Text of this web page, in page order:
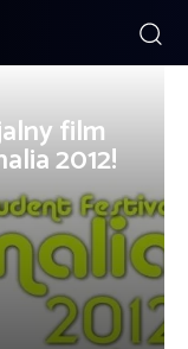
film
2012!